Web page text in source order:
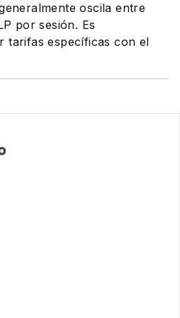
oscila entre
por sesión. Es
tarifas específicas con el